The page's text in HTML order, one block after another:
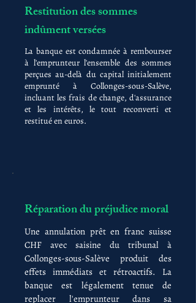
Restitution des sommes
indûment versées
La banque est condamnée à rembourser
à l'emprunteur l'ensemble des sommes
perçues au-delà du capital initialement
emprunté à Collonges-sous-Salève,
incluant les frais de change, d'assurance
et les intérêts, le tout reconverti et
restitué en euros.
Réparation du préjudice moral
Une annulation prêt en franc suisse
CHF avec saisine du tribunal à
Collonges-sous-Salève produit des
effets immédiats et rétroactifs. La
banque est légalement tenue de
replacer l'emprunteur dans sa